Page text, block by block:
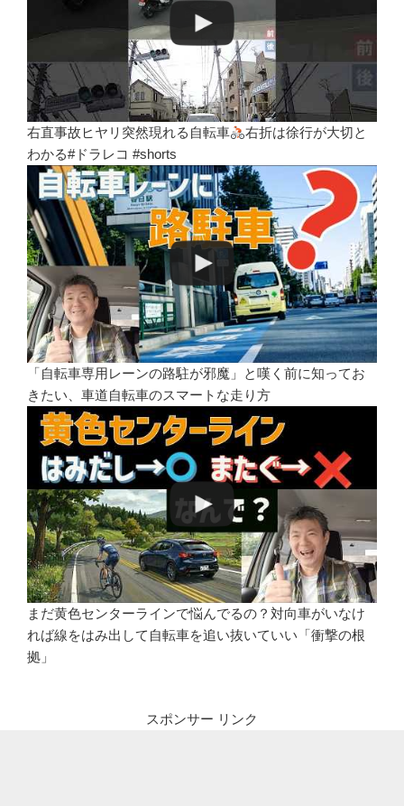
右直事故ヒヤリ突然現れる自転車
右折は徐行が大切と
わかる#ドラレコ #shorts
「自転車専用レーンの路駐が邪魔」と嘆く前に知ってお
きたい、車道自転車のスマートな走り方
まだ黄色センターラインで悩んでるの？対向車がいなけ
れば線をはみ出して自転車を追い抜いていい「衝撃の根
拠」
スポンサー リンク